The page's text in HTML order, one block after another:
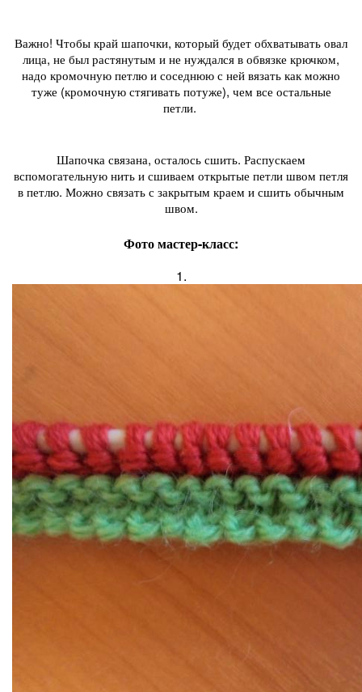
Важно! Чтобы край шапочки, который будет обхватывать овал
лица, не был растянутым и не нуждался в обвязке крючком,
надо кромочную петлю и соседнюю с ней вязать как можно
туже (кромочную стягивать потуже), чем все остальные
петли.
Шапочка связана, осталось сшить. Распускаем
вспомогательную нить и сшиваем открытые петли швом петля
в петлю. Можно связать с закрытым краем и сшить обычным
швом.
Фото мастер-класс:
1.